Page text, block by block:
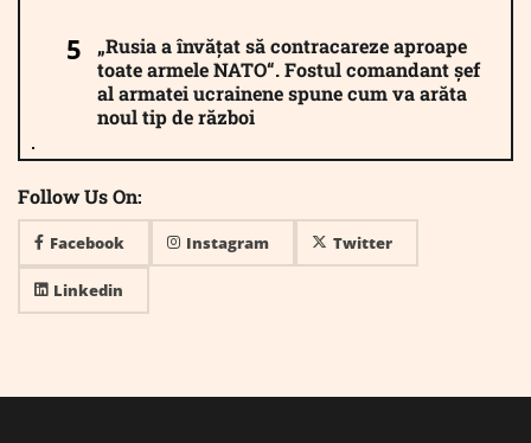
„Rusia a învățat să contracareze aproape
toate armele NATO“. Fostul comandant șef
al armatei ucrainene spune cum va arăta
noul tip de război
Follow Us On:
Facebook Instagram Twitter
Linkedin